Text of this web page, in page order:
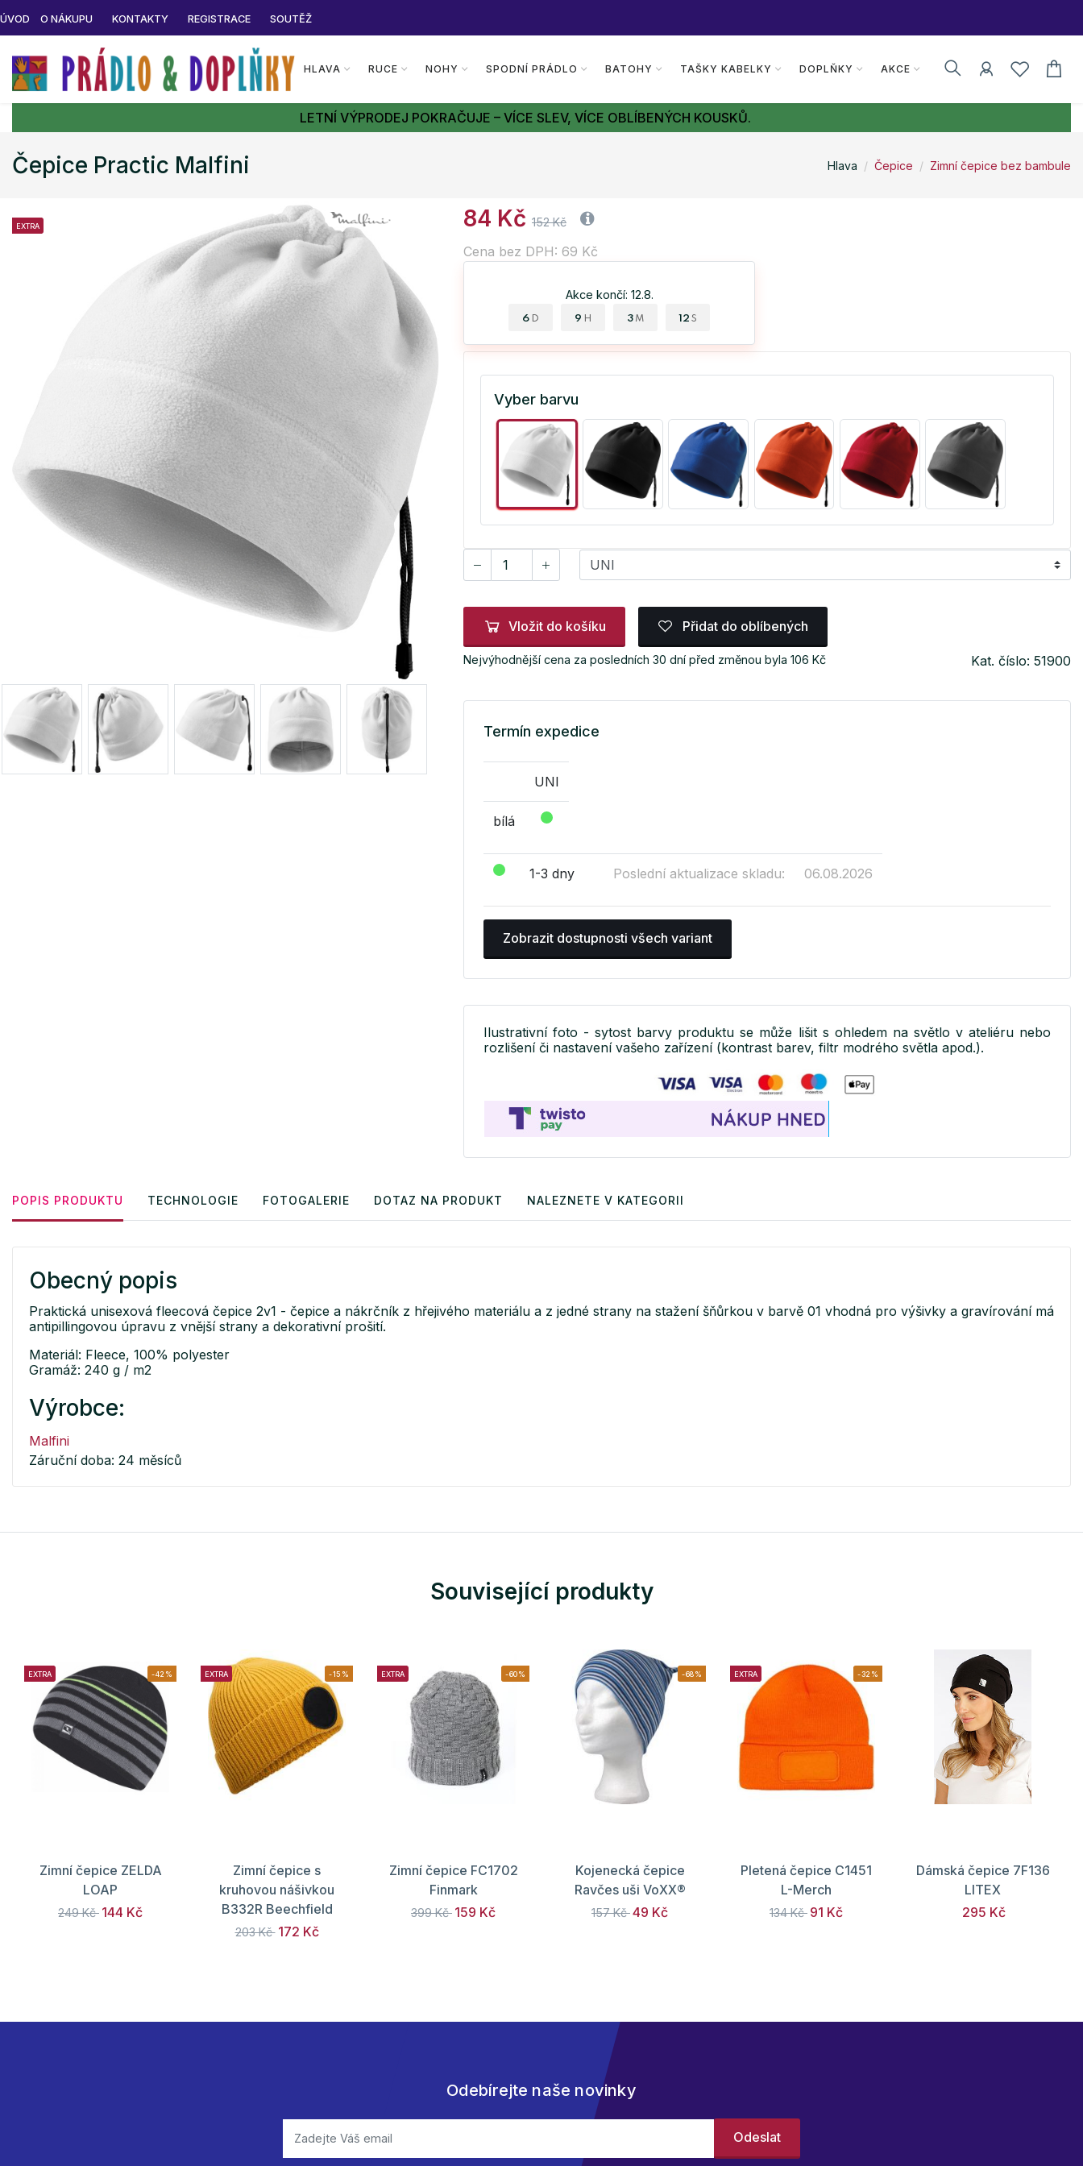
ÚVOD O NÁKUPU KONTAKTY REGISTRACE SOUTĚŽ
HLAVA RUCE NOHY SPODNÍ PRÁDLO BATOHY TAŠKY KABELKY DOPLŇKY AKCE
LETNÍ VÝPRODEJ POKRAČUJE – VÍCE SLEV, VÍCE OBLÍBENÝCH KOUSKŮ.
Čepice Practic Malfini Hlava Čepice Zimní čepice bez bambule
EXTRA 84 Kč 152 Kč
Cena bez DPH: 69 Kč
Akce končí: 12.8.
6 D 9 H 3 M 11 S
Vyber barvu
Vložit do košíku Přidat do oblíbených
Nejvýhodnější cena za posledních 30 dní před změnou byla 106 Kč Kat. číslo: 51900
Termín expedice
UNI
bílá
1-3 dny Poslední aktualizace skladu: 06.08.2026
Zobrazit dostupnosti všech variant
Ilustrativní foto - sytost barvy produktu se může lišit s ohledem na světlo v ateliéru nebo
rozlišení či nastavení vašeho zařízení (kontrast barev, filtr modrého světla apod.).
POPIS PRODUKTU TECHNOLOGIE FOTOGALERIE DOTAZ NA PRODUKT NALEZNETE V KATEGORII
Obecný popis
Praktická unisexová fleecová čepice 2v1 - čepice a nákrčník z hřejivého materiálu a z jedné strany na stažení šňůrkou v barvě 01 vhodná pro výšivky a gravírování má
antipillingovou úpravu z vnější strany a dekorativní prošití.
Materiál: Fleece, 100% polyester
Gramáž: 240 g / m2
Výrobce:
Malfini
Záruční doba: 24 měsíců
Související produkty
EXTRA -42%
Zimní čepice ZELDA
LOAP
249 Kč 144 Kč
EXTRA -15%
Zimní čepice s
kruhovou nášivkou
B332R Beechfield
203 Kč 172 Kč
EXTRA -60%
Zimní čepice FC1702
Finmark
399 Kč 159 Kč
-68%
Kojenecká čepice
Ravčes uši VoXX®
157 Kč49 Kč
EXTRA -32%
Pletená čepice C1451
L-Merch
134 Kč 91 Kč
Dámská čepice 7F136
LITEX
295 Kč
Odebírejte naše novinky